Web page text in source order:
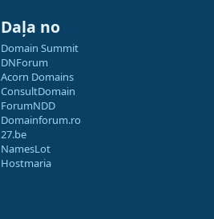
Daļa no
Domain Summit
DNForum
Acorn Domains
ConsultDomain
ForumNDD
Domainforum.ro
27.be
NamesLot
Hostmaria